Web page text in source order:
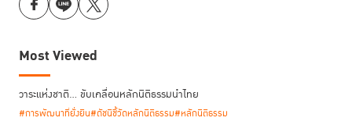
Most Viewed
วาระแห่งชาติ… ขับเคลื่อนหลักนิติธรรมนำไทย
#การพัฒนาที่ยั่งยืน#ดัชนีชี้วัดหลักนิติธรรม#หลักนิติธรรม